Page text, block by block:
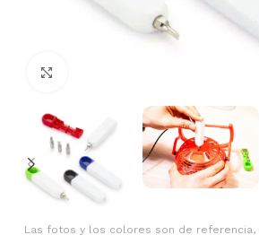
Las fotos y los colores son de